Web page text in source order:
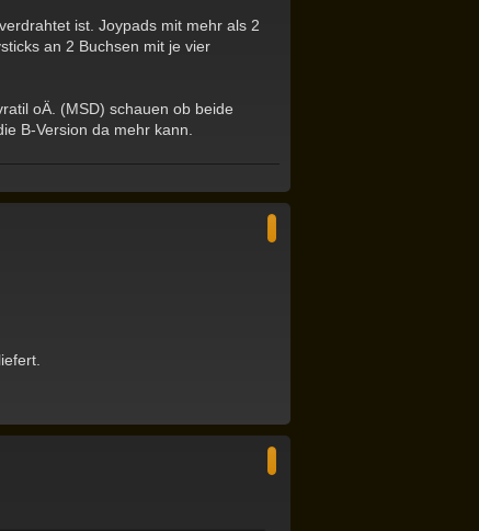
ist. Joypads mit mehr als 2
an 2 Buchsen mit je vier
oÄ. (MSD) schauen ob beide
B-Version da mehr kann.
a
c
a
c